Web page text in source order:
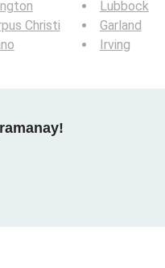
Christi
Lubbock
Garland
Irving